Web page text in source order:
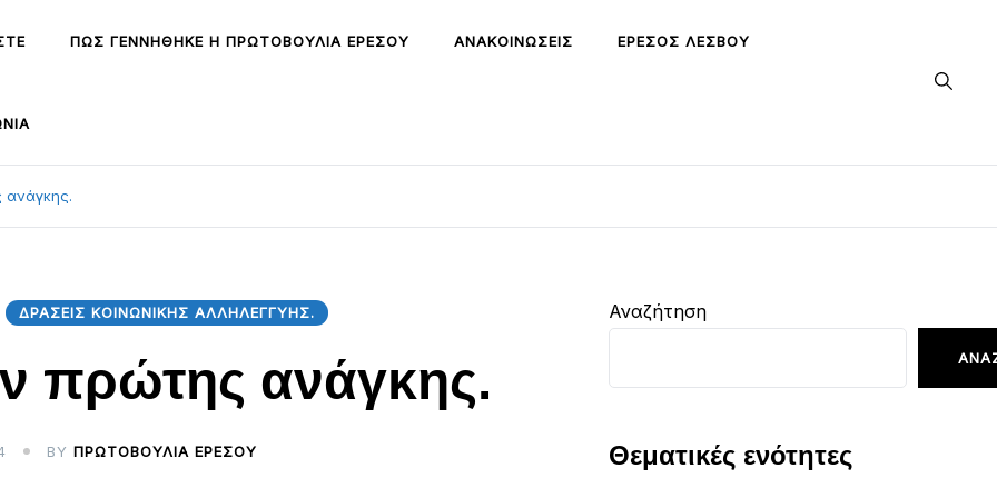
ΠΩΣ ΓΕΝΝΉΘΗΚΕ Η ΠΡΩΤΟΒΟΥΛΊΑ ΕΡΕΣΟΎ ΑΝΑΚΟΙΝΏΣΕΙΣ ΕΡΕΣΌΣ ΛΈΣΒΟΥ
ανάγκης.
ΔΡΆΣΕΙΣ ΚΟΙΝΩΝΙΚΉΣ ΑΛΛΗΛΕΓΓΎΗΣ.
πρώτης ανάγκης.
BYΠΡΩΤΟΒΟΥΛΊΑ ΕΡΕΣΟΎ
Αναζήτηση
Θεματικές ενότητες